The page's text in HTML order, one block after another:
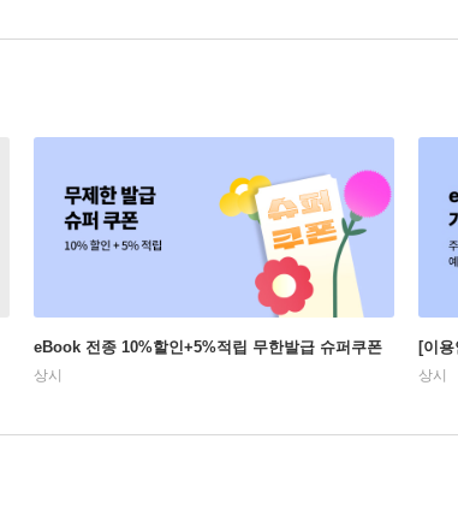
eBook 전종 10%할인+5%적립 무한발급 슈퍼쿠폰
상시
[이
상시